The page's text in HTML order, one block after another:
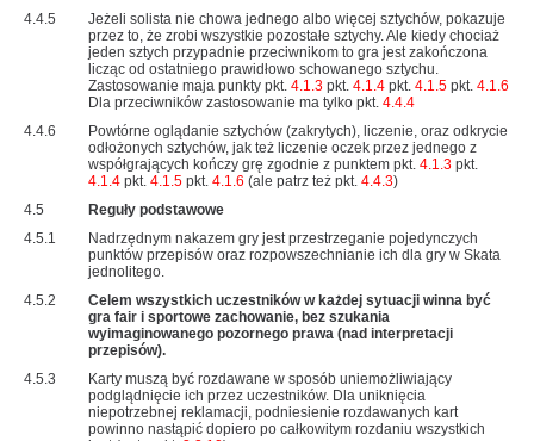
4.4.5
Jeżeli solista nie chowa jednego albo więcej sztychów, pokazuje
przez to, że zrobi wszystkie pozostałe sztychy. Ale kiedy chociaż
jeden sztych przypadnie przeciwnikom to gra jest zakończona
licząc od ostatniego prawidłowo schowanego sztychu.
Zastosowanie maja punkty pkt. 4.1.3 pkt. 4.1.4 pkt. 4.1.5 pkt. 4.1.6
Dla przeciwników zastosowanie ma tylko pkt. 4.4.4
4.4.6
Powtórne oglądanie sztychów (zakrytych), liczenie, oraz odkrycie
odłożonych sztychów, jak też liczenie oczek przez jednego z
współgrających kończy grę zgodnie z punktem pkt. 4.1.3 pkt.
4.1.4 pkt. 4.1.5 pkt. 4.1.6 (ale patrz też pkt. 4.4.3)
4.5
Reguły podstawowe
4.5.1
Nadrzędnym nakazem gry jest przestrzeganie pojedynczych
punktów przepisów oraz rozpowszechnianie ich dla gry w Skata
jednolitego.
4.5.2
Celem wszystkich uczestników w każdej sytuacji winna być
gra fair i sportowe zachowanie, bez szukania
wyimaginowanego pozornego prawa (nad interpretacji
przepisów).
4.5.3
Karty muszą być rozdawane w sposób uniemożliwiający
podglądnięcie ich przez uczestników. Dla uniknięcia
niepotrzebnej reklamacji, podniesienie rozdawanych kart
powinno nastąpić dopiero po całkowitym rozdaniu wszystkich